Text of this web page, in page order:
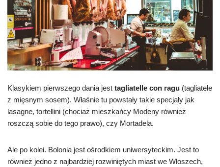
Klasykiem pierwszego dania jest tagliatelle con ragu (tagliatele
z mięsnym sosem). Właśnie tu powstały takie specjały jak
lasagne, tortellini (chociaż mieszkańcy Modeny również
roszczą sobie do tego prawo), czy Mortadela.
Ale po kolei. Bolonia jest ośrodkiem uniwersyteckim. Jest to
również jedno z najbardziej rozwiniętych miast we Włoszech,